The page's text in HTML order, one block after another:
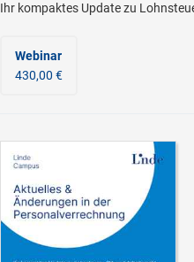
Ihr kompaktes Update zu
Webinar
430,00 €